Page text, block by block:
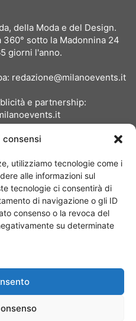
consensi
utilizziamo tecnologie come i
alle informazioni sul
tecnologie ci consentirà di
di navigazione o gli ID
consenso o la revoca del
su determinate
della Moda e del Design.
sotto la Madonnina 24
giorni l'anno.
redazione@milanoevents.it
e partnership:
managed by